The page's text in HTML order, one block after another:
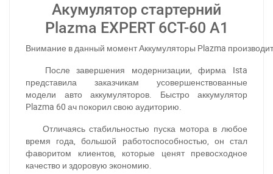
Акумулятор стартерний
Plazma EXPERT 6СТ-60 А1
Внимание в данный момент Аккумуляторы Plazma
После завершения модернизации, фирма Ista
представила заказчикам усовершенствованные
модели авто аккумуляторов. Быстро аккумулятор
Plazma 60 ач покорил свою аудиторию.
Отличаясь стабильностью пуска мотора в любое
время года, большой работоспособностью, он стал
фаворитом клиентов, которые ценят превосходное
качество и здоровую экономию.